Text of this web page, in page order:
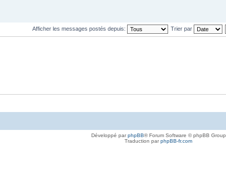
Afficher les messages postés depuis: Trier par
Développé parphpBB® Forum Software © phpBB Group
Traduction parphpBB-fr.com